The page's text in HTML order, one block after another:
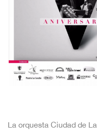
La orquesta Ciudad de